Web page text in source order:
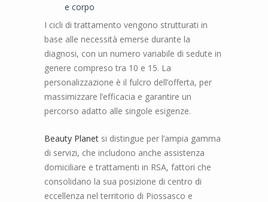
e corpo
I cicli di trattamento vengono strutturati in
base alle necessità emerse durante la
diagnosi, con un numero variabile di sedute in
genere compreso tra 10 e 15. La
personalizzazione è il fulcro dell’offerta, per
massimizzare l’efficacia e garantire un
percorso adatto alle singole esigenze.
Beauty Planet si distingue per l’ampia gamma
di servizi, che includono anche assistenza
domiciliare e trattamenti in RSA, fattori che
consolidano la sua posizione di centro di
eccellenza nel territorio di Piossasco e